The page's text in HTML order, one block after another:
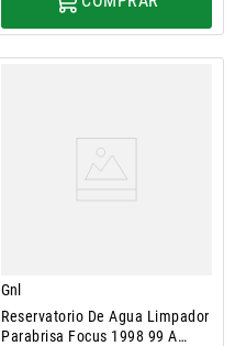
Gnl
Reservatorio De Agua Limpador
Parabrisa Focus 1998 99 A